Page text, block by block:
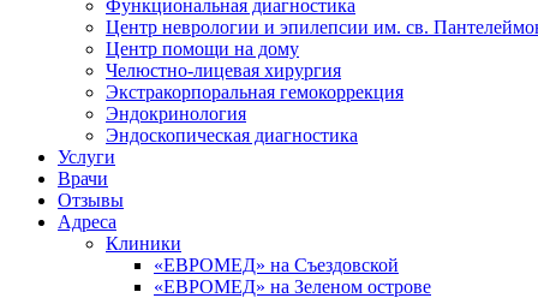
Функциональная диагностика
Центр неврологии и эпилепсии им. св.
Центр помощи на дому
Челюстно-лицевая хирургия
Экстракорпоральная гемокоррекция
Эндокринология
Эндоскопическая диагностика
Услуги
Врачи
Отзывы
Адреса
Клиники
«ЕВРОМЕД» на Съездовской
«ЕВРОМЕД» на Зеленом острове